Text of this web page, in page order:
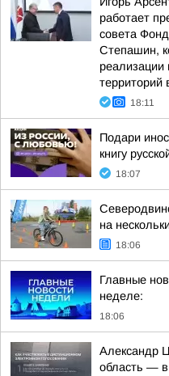
работает
совета
Степашин,
реализации
территорий
18:11
Подари
книгу
18:07
на
18:06
Главные
неделе:
18:06
Александр
область — в